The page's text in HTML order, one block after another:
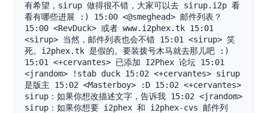
有希望，sirup 做得很不错，大家可以去 sirup.i2p 看
看有哪些进展 :) 15:00 <@smeghead> 邮件列表？
15:00 <RevDuck> 或者 www.i2phex.tk 15:01
<sirup> 当然，邮件列表也会不错 15:01 <sirup> 笑
死。i2phex.tk 是假的。要装拨号木马就去那儿吧 :)
15:01 <+cervantes> 已添加 I2Phex 论坛 15:01
<jrandom> !stab duck 15:02 <+cervantes> sirup
是版主 15:02 <Masterboy> :D 15:02 <+cervantes>
sirup：如果你想改描述文字，告诉我 15:02 <jrandom>
sirup：如果你想要 i2phex 和 i2phex-cvs 邮件列